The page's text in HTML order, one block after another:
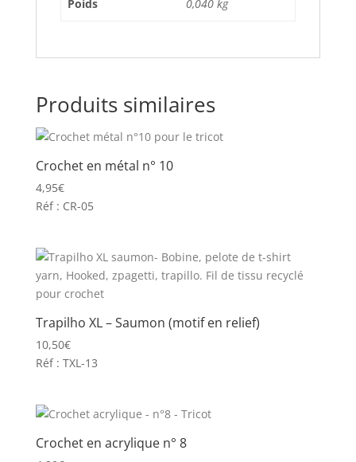
Poids 0,040 kg
Produits similaires
Crochet en métal n° 10
4,95€
Réf : CR-05
Trapilho XL – Saumon (motif en relief)
10,50€
Réf : TXL-13
Crochet en acrylique n° 8